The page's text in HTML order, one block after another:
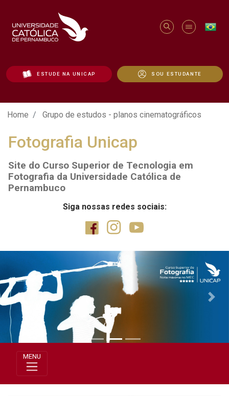
ESTUDE NA UNICAP SOU ESTUDANTE
Grupo de estudos - planos
Home Grupo de estudos - planos cinematográficos
Fotografia Unicap
Site do Curso Superior de Tecnologia em
Fotografia da Universidade Católica de
Pernambuco
Siga nossas redes sociais:
Previous Next
MENU